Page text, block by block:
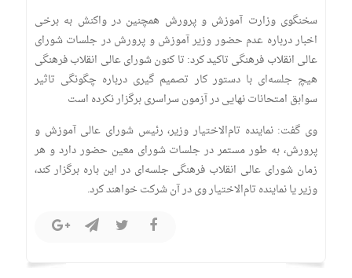
سخنگوی وزارت آموزش و پرورش همچنین در واکنش به برخی
اخبار درباره عدم حضور وزیر آموزش و پرورش در جلسات شورای
عالی انقلاب فرهنگی تاکید کرد: تا کنون شورای عالی انقلاب فرهنگی
هیچ جلسه‌ای با دستور کار تصمیم گیری درباره چگونگی تاثیر
سوابق امتحانات نهایی در آزمون سراسری برگزار نکرده است
وی گفت: نماینده تام‌الاختیار وزیر، رئیس شورای عالی آموزش و
پرورش، به طور مستمر در جلسات شورای معین حضور دارد و هر
زمان شورای عالی انقلاب فرهنگی جلسه‌ای در این باره برگزار کند،
وزیر یا نماینده تام‌الاختیار وی در آن شرکت خواهند کرد.